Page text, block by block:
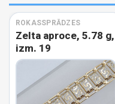
ROKASSPRĀDZES
Zelta aproce, 5.78 g,
izm. 19